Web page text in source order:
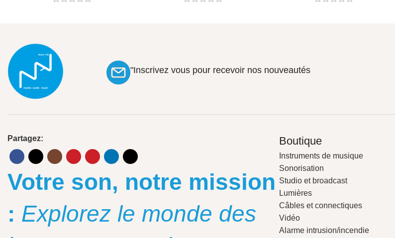
"Inscrivez vous pour recevoir nos nouveautés
Partagez:
Votre son, notre mission
: Explorez le monde des
Boutique
Instruments de musique
Sonorisation
Studio et broadcast
Lumières
Câbles et connectiques
Vidéo
Alarme intrusion/incendie